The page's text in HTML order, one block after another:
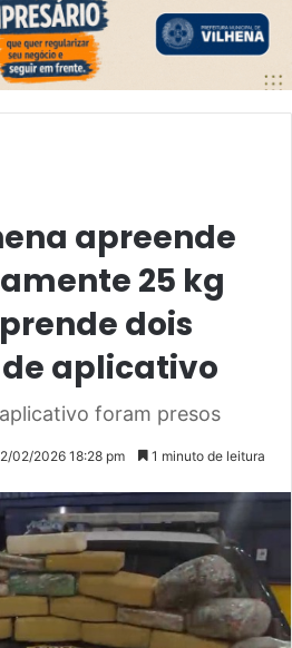
apreende
25 kg
dois
aplicativo
foram presos
02/2026 18:28 pm 1 minuto de leitura